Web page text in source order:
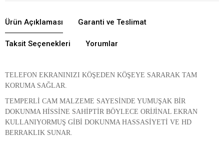
Ürün Açıklaması Garanti ve Teslimat
Taksit Seçenekleri Yorumlar
TELEFON EKRANINIZI KÖŞEDEN KÖŞEYE SARARAK TAM
KORUMA SAĞLAR.
TEMPERLİ CAM MALZEME SAYESİNDE YUMUŞAK BİR
DOKUNMA HİSSİNE SAHİPTİR BÖYLECE ORİJİNAL EKRAN
KULLANIYORMUŞ GİBİ DOKUNMA HASSASİYETİ VE HD
BERRAKLIK SUNAR.